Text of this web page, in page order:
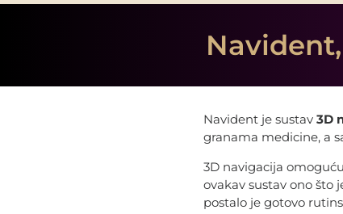
Navident je sustav 3D
granama medicine, a
3D navigacija
ovakav sustav ono što
postalo je gotovo